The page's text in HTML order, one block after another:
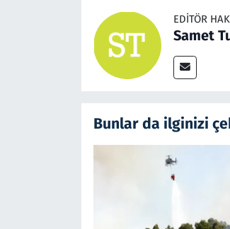
EDITÖR
Samet
Bunlar da ilginizi